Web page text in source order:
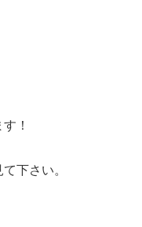
！
下さい。